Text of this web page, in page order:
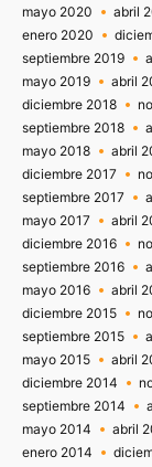
mayo 2020
abril
enero 2020
septiembre 2019
mayo 2019
abril
diciembre 2018
septiembre 2018
mayo 2018
abril
diciembre 2017
septiembre 2017
mayo 2017
abril
diciembre 2016
septiembre 2016
mayo 2016
abril
diciembre 2015
septiembre 2015
mayo 2015
abril
diciembre 2014
septiembre 2014
mayo 2014
abril
enero 2014